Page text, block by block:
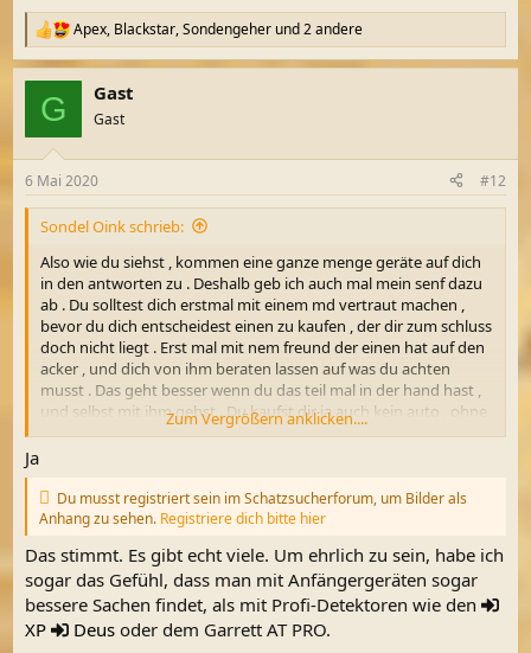
R
e
a
e
n
Apex, Blackstar,Sondengeher und 2 andere
G Gast
Gast
6 Mai 2020 #12
Sondel Oink schrieb:
Also wie du siehst , kommen eine ganze menge geräte auf dich
in den antworten zu . Deshalb geb ich auch mal mein senf dazu
ab . Du solltest dich erstmal mit einem md vertraut machen ,
bevor du dich entscheidest einen zu kaufen , der dir zum schluss
doch nicht liegt . Erst mal mit nem freund der einen hat auf den
acker , und dich von ihm beraten lassen auf was du achten
musst . Das geht besser wenn du das teil mal in der hand hast ,
und selbst mit ihm gehst . Du kaufst dir ja auch kein auto , ohne
vorher eine probefahrt damit gemacht zuhaben . Natürlich gibt
verschieden . Der eine sagt der ACE 250 ist das beste , der
nächste schwört auf den F44 usw . Dann die frage , soll es ein
gerät ?
Um es kurz zu machen , am besten testen bevor du etwas
kaufst , wenn sich dafür die gelegenheit bietet .
Dann kommt ja noch die ausrüstung dazu , was du auch
Zum Vergrößern anklicken....
Ja
Du musst registriert sein im Schatzsucherforum, um Bilder als
Anhang zu sehen. Registriere dich bitte hier
Das stimmt. Es gibt echt viele. Um ehrlich zu sein, habe ich
sogar das Gefühl, dass man mit Anfängergeräten sogar
bessere Sachen findet, als mit Profi-Detektoren wie den
XP
Deus oder dem Garrett AT PRO.